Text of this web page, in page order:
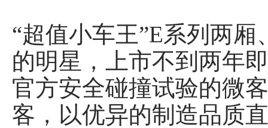
“超值小车王”E系列两
的明星，上市不到两年
官方安全碰撞试验的微
客，以优异的制造品质